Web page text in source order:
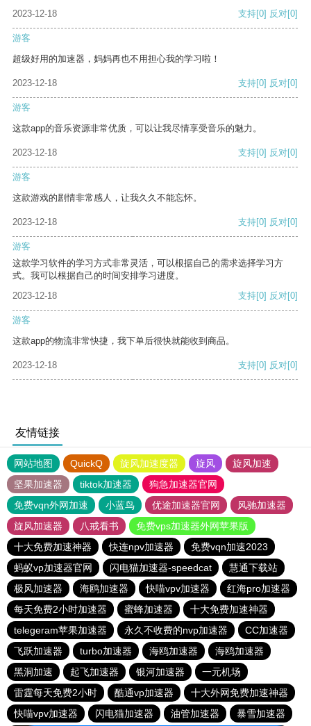
2023-12-18
支持[0] 反对[0]
游客
超级好用的加速器，妈妈再也不用担心我的学习啦！
2023-12-18 支持[0] 反对[0]
游客
这款app的音乐资源非常优质，可以让我尽情享受音乐的魅力。
2023-12-18 支持[0] 反对[0]
游客
这款游戏的剧情非常感人，让我久久不能忘怀。
2023-12-18 支持[0] 反对[0]
游客
这款学习软件的学习方式非常灵活，可以根据自己的需求选择学习方
式。我可以根据自己的时间安排学习进度。
2023-12-18
支持[0] 反对[0]
游客
这款app的物流非常快捷，我下单后很快就能收到商品。
2023-12-18 支持[0] 反对[0]
友情链接
网站地图 QuickQ 旋风加速度器 旋风
旋风加速
坚果加速器
tiktok加速器
狗急加速器官网
免费vqn外网加速
小蓝鸟 优途加速器官网
风驰加速器
旋风加速器
八戒看书
免费vps加速器外网苹果版
十大免费加速神器
快连npv加速器
免费vqn加速2023
蚂蚁vp加速器官网
闪电猫加速器-speedcat
慧通下载站
极风加速器
海鸥加速器 快喵vpv加速器
红海pro加速器
每天免费2小时加速器
蜜蜂加速器
十大免费加速神器
telegeram苹果加速器
永久不收费的nvp加速器
CC加速器
飞跃加速器
turbo加速器 海鸥加速器
海鸥加速器
黑洞加速
起飞加速器 银河加速器
一元机场
雷霆每天免费2小时
酷通vp加速器
十大外网免费加速神器
快喵vpv加速器
闪电猫加速器 油管加速器 暴雪加速器